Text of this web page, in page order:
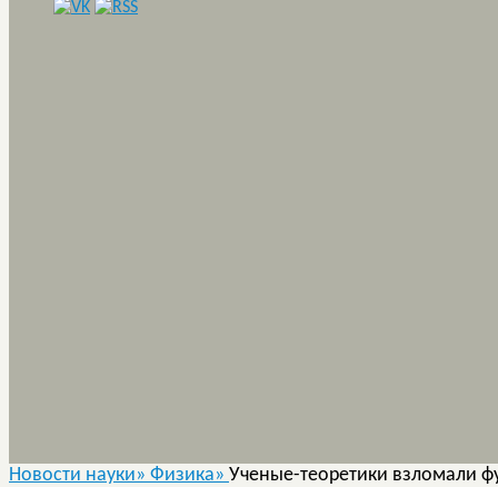
Новости науки» Физика» Ученые-теоретики взломали